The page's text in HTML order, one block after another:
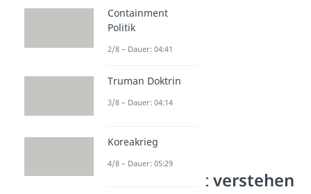
NS-Herrschaft verstehen
Containment
Politik
2/8 – Dauer: 04:41
Truman Doktrin
3/8 – Dauer: 04:14
Koreakrieg
4/8 – Dauer: 05:29